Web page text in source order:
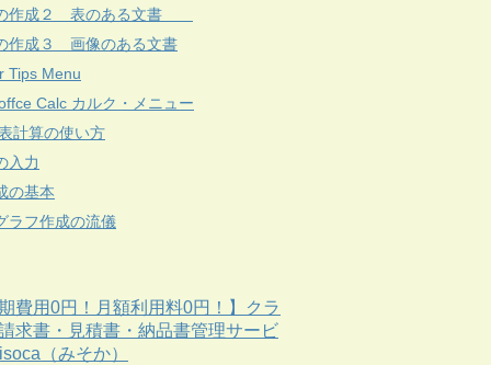
作成２ 表のある文書
作成３ 画像のある文書
Tips Menu
Calc カルク・メニュー
計算の使い方
入力
の基本
ラフ作成の流儀
費用0円！月額利用料0円！】クラ
求書・見積書・納品書管理サービ
（みそか）